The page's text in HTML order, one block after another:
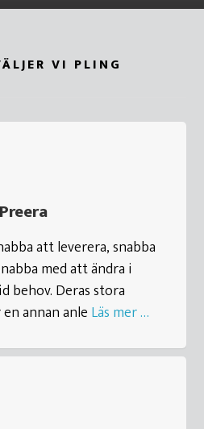
VI PLING
Preera
att leverera, snabba
med att ändra i
behov. Deras stora
annan anle Läs mer …